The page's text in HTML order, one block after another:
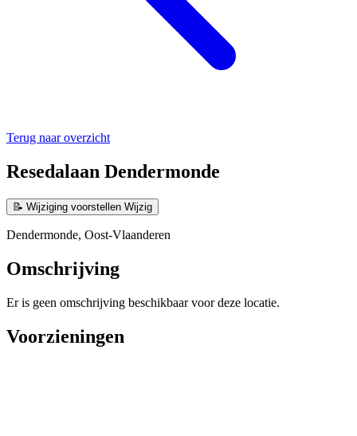
Terug naar overzicht
Resedalaan Dendermonde
📝 Wijziging voorstellen Wijzig
Dendermonde, Oost-Vlaanderen
Omschrijving
Er is geen omschrijving beschikbaar voor deze locatie.
Voorzieningen